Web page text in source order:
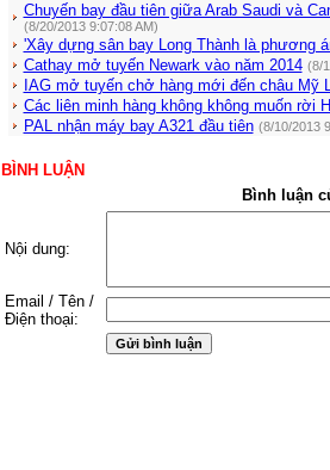
Chuyến bay đầu tiên giữa Arab Saudi và
(8/20/2013 9:07:08 AM)
'Xây dựng sân bay Long Thành là phương
Cathay mở tuyến Newark vào năm 2014 (8/
IAG mở tuyến chở hàng mới đến châu Mỹ
Các liên minh hàng không không muốn rời
PAL nhận máy bay A321 đầu tiên (8/10/2013
BÌNH LUẬN
Bình luận
Nội dung:
Email / Tên /
Điện thoại: